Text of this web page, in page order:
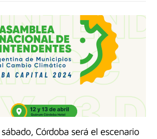
Córdoba será el escenario